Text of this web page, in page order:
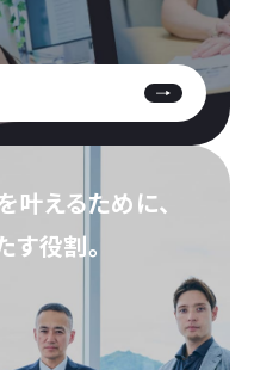
えるために、
役割。